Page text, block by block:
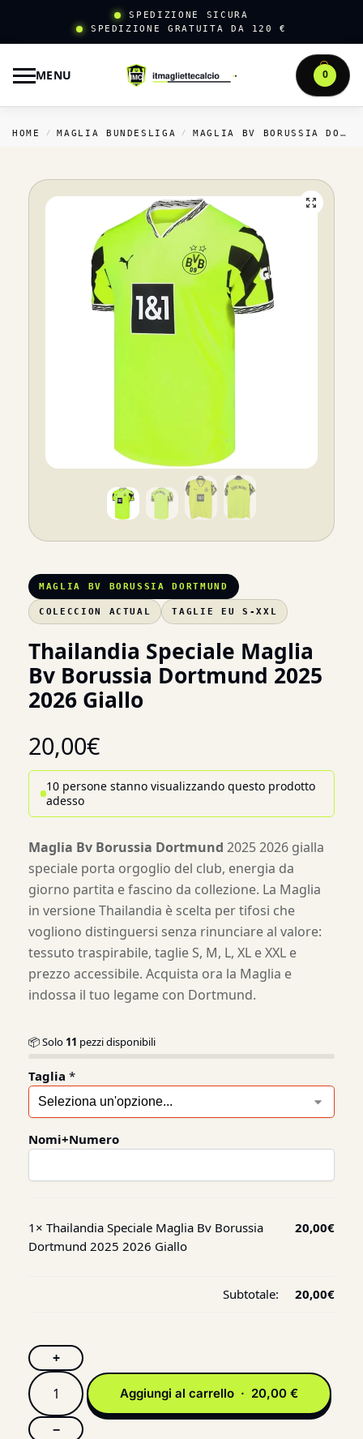
SPEDIZIONE SICURA
SPEDIZIONE GRATUITA DA 120 €
MENU 0
HOME / MAGLIA BUNDESLIGA / MAGLIA BV BORUSSIA DORTMUND
MAGLIA BV BORUSSIA DORTMUND
COLECCION ACTUAL TAGLIE EU S-XXL
Thailandia Speciale Maglia
Bv Borussia Dortmund 2025
2026 Giallo
20,00€
10 persone stanno visualizzando questo prodotto
adesso
Maglia Bv Borussia Dortmund 2025 2026 gialla
speciale porta orgoglio del club, energia da
giorno partita e fascino da collezione. La Maglia
in versione Thailandia è scelta per tifosi che
vogliono distinguersi senza rinunciare al valore:
tessuto traspirabile, taglie S, M, L, XL e XXL e
prezzo accessibile. Acquista ora la Maglia e
indossa il tuo legame con Dortmund.
📦 Solo 11 pezzi disponibili
Taglia *
Nomi+Numero
1× Thailandia Speciale Maglia Bv Borussia
Dortmund 2025 2026 Giallo
20,00€
Subtotale: 20,00€
+
−
Aggiungi al carrello · 20,00 €